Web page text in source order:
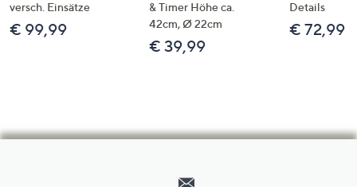
versch. Einsätze
€ 99,99
& Timer Höhe ca.
42cm, Ø 22cm
€ 39,99
Details
€ 72,99